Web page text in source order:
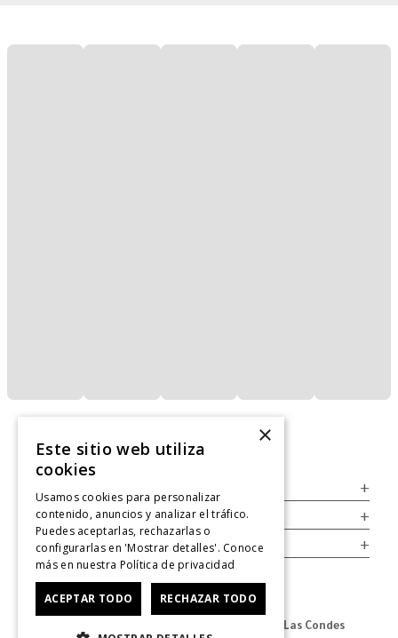
+
Legal +
Cuenta +
Dirección Oficina: Av. Las Condes #11281 - Las Condes
×
Este sitio web utiliza
cookies
Usamos cookies para personalizar
contenido, anuncios y analizar el tráfico.
Puedes aceptarlas, rechazarlas o
configurarlas en 'Mostrar detalles'. Conoce
más en nuestra Política de privacidad
ACEPTAR TODO RECHAZAR TODO